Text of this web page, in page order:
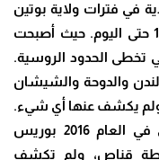
في فترات ولاية بوتين
في السلطة، التي امتدت من العام 1999 حتى اليوم. حيث أصبحت
تخطى الحدود الروسية.
والدوحة والشيشان
ولم يكشف عنها أي شيء.
ويمكن التذكير بقتل المعارض الروسي في العام 2016 بوريس
قناص، ولم تكشف